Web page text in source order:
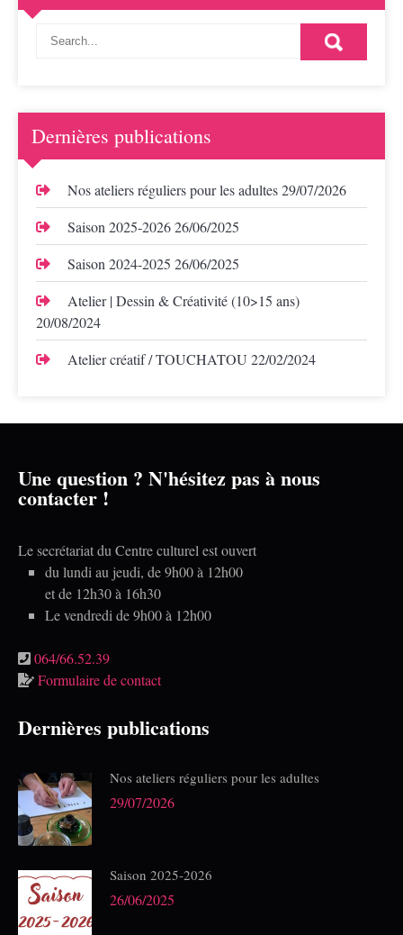
Dernières publications
Nos ateliers réguliers pour les adultes29/07/2026
Saison 2025-202626/06/2025
Saison 2024-2025 26/06/2025
Atelier | Dessin & Créativité (10>15 ans)
20/08/2024
Atelier créatif / TOUCHATOU 22/02/2024
Une question ? N'hésitez pas à nous
contacter !
Le secrétariat du Centre culturel est ouvert
du lundi au jeudi, de 9h00 à 12h00
et de 12h30 à 16h30
Le vendredi de 9h00 à 12h00
064/66.52.39
Formulaire de contact
Dernières publications
Nos ateliers réguliers pour les adultes
29/07/2026
Saison 2025-2026
26/06/2025